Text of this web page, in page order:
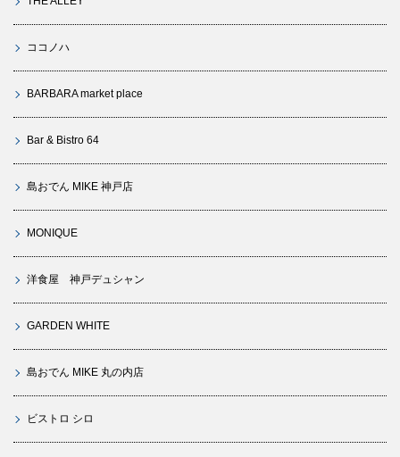
ココノハ
BARBARA market place
Bar & Bistro 64
島おでん MIKE 神戸店
MONIQUE
洋食屋 神戸デュシャン
GARDEN WHITE
島おでん MIKE 丸の内店
ビストロ シロ